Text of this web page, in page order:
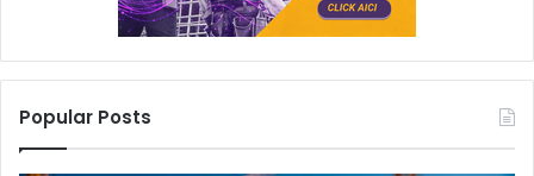
Popular Posts